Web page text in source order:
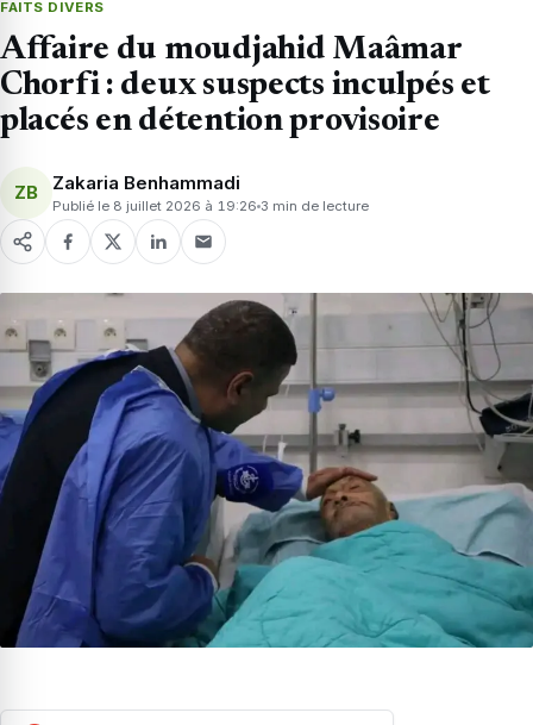
FAITS DIVERS
Affaire du moudjahid Maâmar
Chorfi : deux suspects inculpés et
placés en détention provisoire
ZB Zakaria Benhammadi
Publié le 8 juillet 2026 à 19:26 3 min de lecture